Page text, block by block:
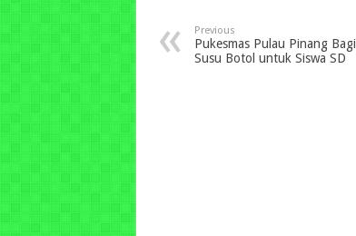
Previous
Pukesmas Pulau Pinang ‎Bagi
Susu Botol untuk Siswa SD